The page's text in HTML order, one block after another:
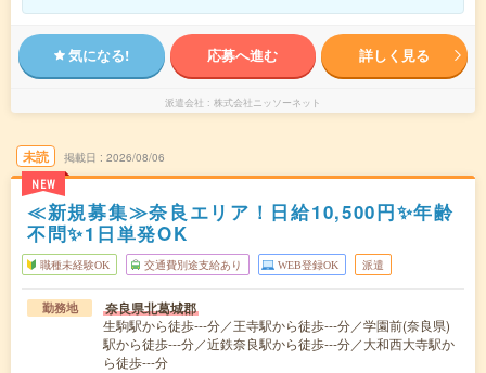
気になる! 応募へ進む 詳しく見る
派遣会社 株式会社ニッソーネット
未読
NEW
掲載日 2026/08/06
≪新規募集≫奈良エリア！日給10,500円✨年齢
不問✨1日単発OK
職種未経験OK 交通費別途支給あり WEB登録OK 派遣
勤務地 奈良県北葛城郡
生駒駅から徒歩---分／王寺駅から徒歩---分／学園前(奈良県)
駅から徒歩---分／近鉄奈良駅から徒歩---分／大和西大寺駅か
ら徒歩---分